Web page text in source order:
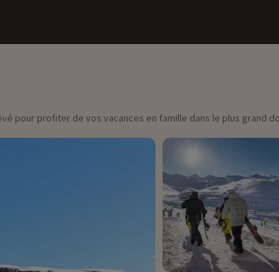
pour profiter de vos vacances en famille dans le plus grand